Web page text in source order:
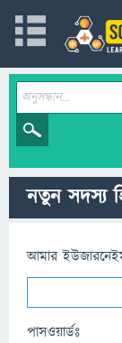
নতুন সদস্য
আমার
পাসওয়ার্ডঃ